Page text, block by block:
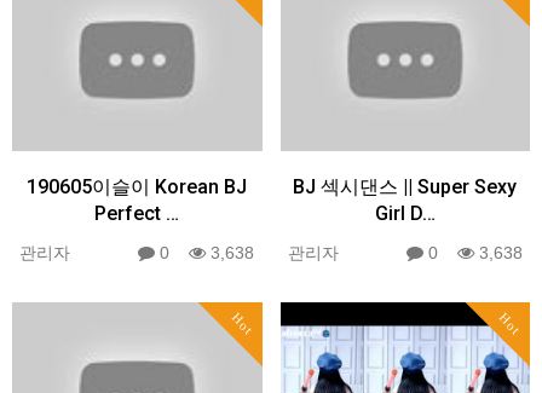
190605이슬이 Korean BJ
Perfect …
관리자 0 3,638
BJ 섹시댄스 || Super Sexy
Girl D…
관리자 0 3,638
Hot Hot